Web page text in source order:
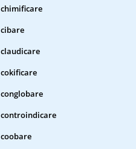
chimificare
cibare
claudicare
cokificare
conglobare
controindicare
coobare